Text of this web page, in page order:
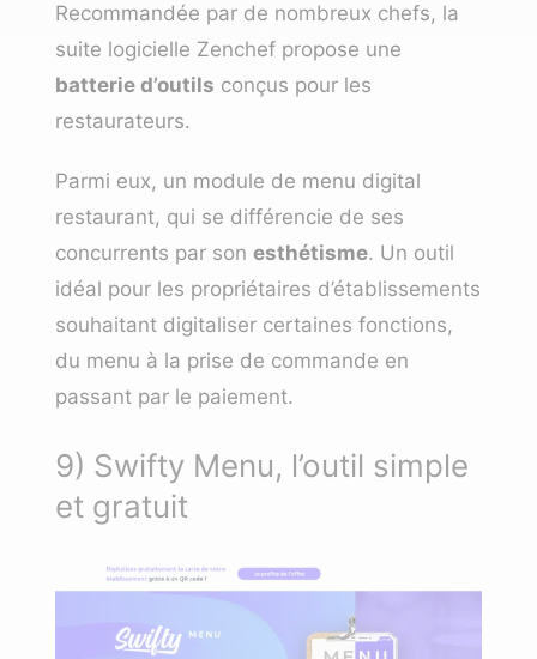
Recommandée par de nombreux chefs, la
suite logicielle Zenchef propose une
batterie d’outils conçus pour les
restaurateurs.
Parmi eux, un module de menu digital
restaurant, qui se différencie de ses
concurrents par son esthétisme. Un outil
idéal pour les propriétaires d’établissements
souhaitant digitaliser certaines fonctions,
du menu à la prise de commande en
passant par le paiement.
9) Swifty Menu, l’outil simple
et gratuit